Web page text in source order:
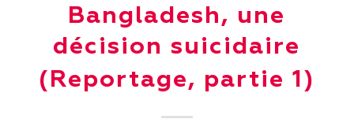
Bangladesh, une
décision suicidaire
(Reportage, partie 1)